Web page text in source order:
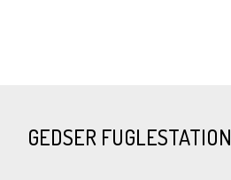
GEDSER FUGLESTATION